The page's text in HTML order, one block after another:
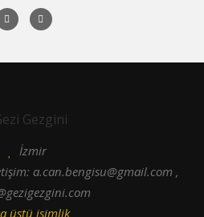
İzmir
a.can.bengisu@gmail.com ,
üstü isimlik